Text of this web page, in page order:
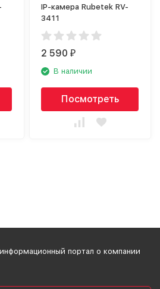
IP-камера Rubetek RV-
3411
2 590₽
В наличии
Посмотреть
портал о компании